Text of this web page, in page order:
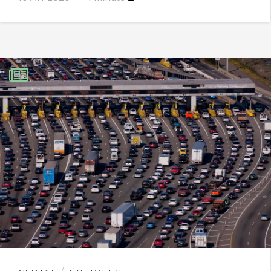
mise en place d’une modification des
chaînes énergétiques actuelles
assurant le chauffage de l’habitat. Elle
permettrait de diviser environ par 2,5 la
consommation d’énergie finale pour
assurer
le chauffage de l’habitat.
Ceci pour un poste très important